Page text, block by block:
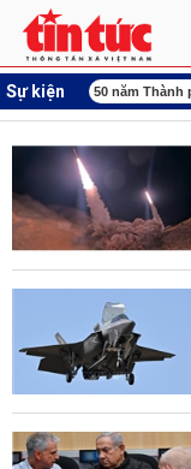
Sự kiện
Thành phố mang tên Bác